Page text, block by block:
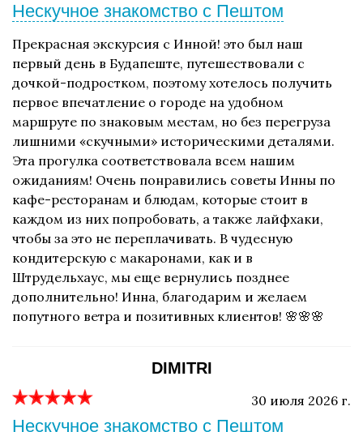
Нескучное знакомство с Пештом
Прекрасная экскурсия с Инной! это был наш
первый день в Будапеште, путешествовали с
дочкой-подростком, поэтому хотелось получить
первое впечатление о городе на удобном
маршруте по знаковым местам, но без перегруза
лишними «скучными» историческими деталями.
Эта прогулка соответствовала всем нашим
ожиданиям! Очень понравились советы Инны по
кафе-ресторанам и блюдам, которые стоит в
каждом из них попробовать, а также лайфхаки,
чтобы за это не переплачивать. В чудесную
кондитерскую с макаронами, как и в
Штрудельхаус, мы еще вернулись позднее
дополнительно! Инна, благодарим и желаем
попутного ветра и позитивных клиентов! 🌸🌸🌸
DIMITRI
30 июля 2026 г.
Нескучное знакомство с Пештом